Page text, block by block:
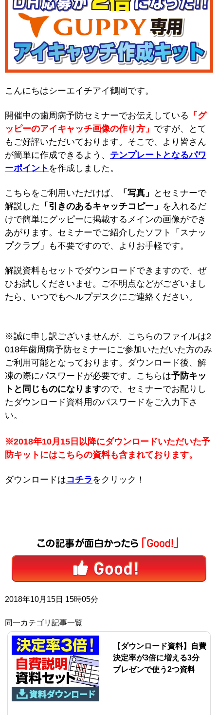
こんにちはシーエイチアイ鶴岡です。
開催中の歯周病予防セミナーでお伝えしている 「グ
ッピーのアイキャッチ画像の作り方」 ですが、とて
もご好評いただいております。そこで、より皆さん
が簡単に作成できるよう、 テンプレートとなるパワ
ーポイント を作成しました。
こちらをご利用いただけば、 「写真」
とセミナーで
解説した 「引きのあるキャッチコピー」 を入れるだ
けで簡単にグッピーに掲載するメインの画像ができ
あがります。セミナーでご紹介したソフト「スナッ
プクラブ」も不要ですので、よりお手軽です。
解説資料もセットでダウンロードできますので、ぜ
ひお試しくださいませ。ご不明点などがございまし
たら、いつでもヘルプデスクにご連絡ください。
※誠に申し訳ございませんが、こちらのファイルは2
018年歯周病予防セミナーにご参加いただいた方のみ
ご利用可能となっております。ダウンロード後、解
凍の際にパスワードが必要です。こちらは予防キッ
トと同じものになりますので、セミナーでお配りし
たダウンロード資料用のパスワードをご入力下さ
い。
※2018年10月15日以降にダウンロードいただいた予
防キットにはこちらの資料も含まれております。
ダウンロードはコチラ をクリック！
2018年10月15日 15時05分
同一カテゴリ記事一覧
【ダウンロード資料】自費
決定率が3倍に増える3分
プレゼンで使う2つ資料